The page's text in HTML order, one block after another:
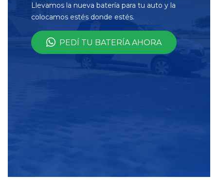
Llevamos la nueva batería para tu auto y la
colocamos estés donde estés.
PEDÍ TU BATERÍA AHORA